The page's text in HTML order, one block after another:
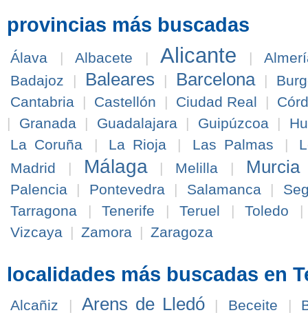
provincias más buscadas
Álava | Albacete | Alicante |
Badajoz
| Baleares | Barcelona |
Cantabria
| Castellón | Ciudad Real |
|
Granada | Guadalajara | Guipúzcoa |
La Coruña
| La Rioja | Las Palmas |
Madrid
| Málaga | Melilla | Murcia
Palencia
| Pontevedra | Salamanca |
Tarragona
| Tenerife | Teruel | Toledo
Vizcaya | Zamora | Zaragoza
localidades más buscadas en
Alcañiz | Arens de Lledó | Beceite |